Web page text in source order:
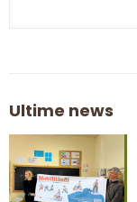
Ultime news